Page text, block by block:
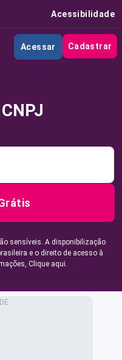
Acessibilidade
Acessar Cadastrar
sensíveis. A disponibilização
e o direito de acesso à
Clique aqui.